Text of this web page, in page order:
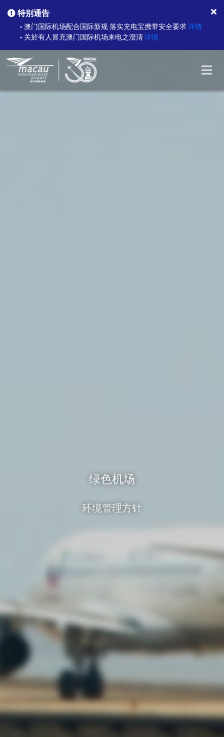
特别通告
● 澳门国际机场配合国际新规 落实充电宝携带安全要求详情
● 关於有人冒充澳门国际机场来电之澄清详情
绿色机场
环境管理方针